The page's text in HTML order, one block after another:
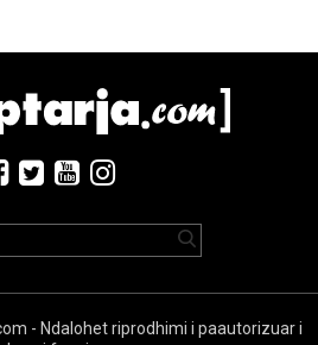
- Ndalohet riprodhimi i paautorizuar i